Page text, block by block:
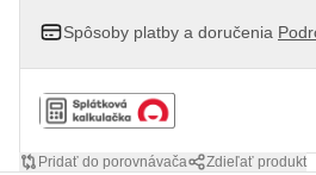
Spôsoby platby a doručenia
Pridať do porovnávača Zdieľať produkt